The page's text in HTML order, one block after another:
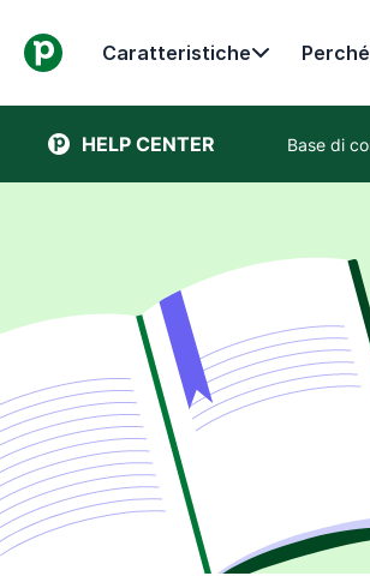
Caratteristiche
HELP CENTER Base di